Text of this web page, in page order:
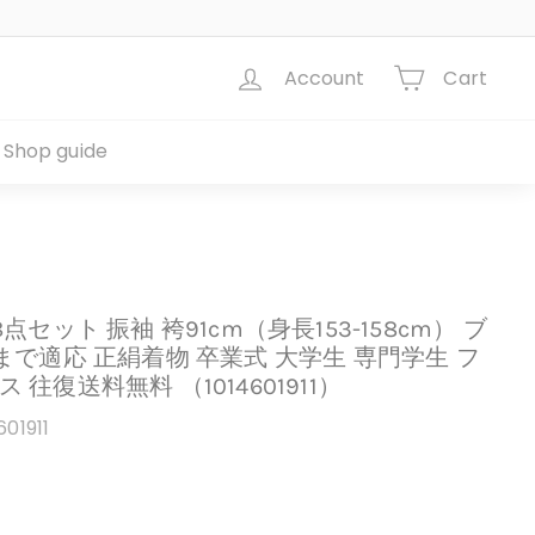
Account Cart
Shop guide
セット 振袖 袴91cm（身長153-158cm） ブ
で適応 正絹着物 卒業式 大学生 専門学生 フ
往復送料無料 （1014601911）